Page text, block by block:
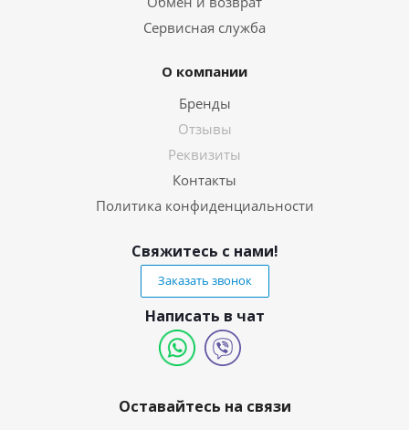
Сервисная служба
О компании
Бренды
Отзывы
Реквизиты
Контакты
Политика конфиденциальности
Свяжитесь с нами!
Заказать звонок
Написать в чат
Оставайтесь на связи